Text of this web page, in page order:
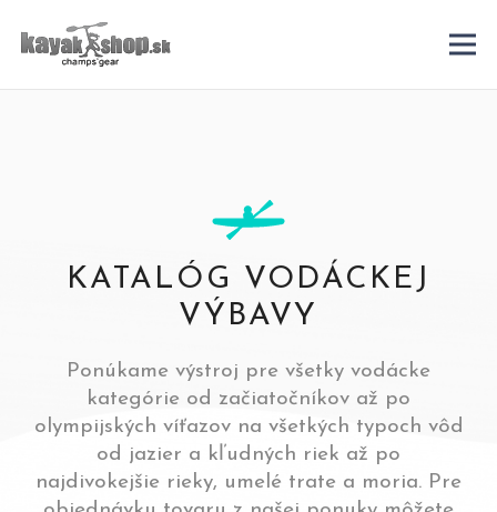
KATALÓG VODÁCKEJ
VÝBAVY
Ponúkame výstroj pre všetky vodácke
kategórie od začiatočníkov až po
olympijských víťazov na všetkých typoch vôd
od jazier a kľudných riek až po
najdivokejšie rieky, umelé trate a moria. Pre